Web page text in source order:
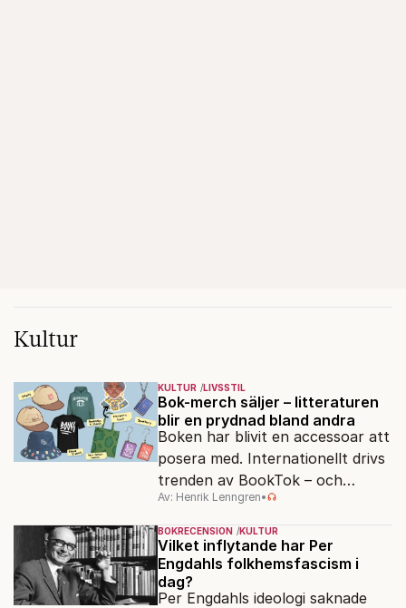
Kultur
KULTUR LIVSSTIL
Bok-merch säljer – litteraturen
blir en prydnad bland andra
Boken har blivit en accessoar att
posera med. Internationellt drivs
trenden av BookTok – och
förlagen följer efter.
Av: Henrik Lenngren•
BOKRECENSION KULTUR
Vilket inflytande har Per
Engdahls folkhemsfascism i
dag?
Per Engdahls ideologi saknade